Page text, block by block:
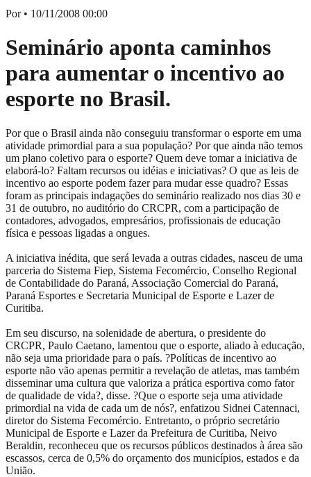
Por • 10/11/2008 00:00
Seminário aponta caminhos
para aumentar o incentivo ao
esporte no Brasil.
Por que o Brasil ainda não conseguiu transformar o esporte em uma
atividade primordial para a sua população? Por que ainda não temos
um plano coletivo para o esporte? Quem deve tomar a iniciativa de
elaborá-lo? Faltam recursos ou idéias e iniciativas? O que as leis de
incentivo ao esporte podem fazer para mudar esse quadro? Essas
foram as principais indagações do seminário realizado nos dias 30 e
31 de outubro, no auditório do CRCPR, com a participação de
contadores, advogados, empresários, profissionais de educação
física e pessoas ligadas a ongues.
A iniciativa inédita, que será levada a outras cidades, nasceu de uma
parceria do Sistema Fiep, Sistema Fecomércio, Conselho Regional
de Contabilidade do Paraná, Associação Comercial do Paraná,
Paraná Esportes e Secretaria Municipal de Esporte e Lazer de
Curitiba.
Em seu discurso, na solenidade de abertura, o presidente do
CRCPR, Paulo Caetano, lamentou que o esporte, aliado à educação,
não seja uma prioridade para o país. ?Políticas de incentivo ao
esporte não vão apenas permitir a revelação de atletas, mas também
disseminar uma cultura que valoriza a prática esportiva como fator
de qualidade de vida?, disse. ?Que o esporte seja uma atividade
primordial na vida de cada um de nós?, enfatizou Sidnei Catennaci,
diretor do Sistema Fecomércio. Entretanto, o próprio secretário
Municipal de Esporte e Lazer da Prefeitura de Curitiba, Neivo
Beraldin, reconheceu que os recursos públicos destinados à área são
escassos, cerca de 0,5% do orçamento dos municípios, estados e da
União.